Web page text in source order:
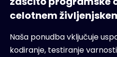
celotnem
Naša ponudba vključuje
kodiranje, testiranje